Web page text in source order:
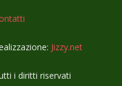
Jizzy.net
i diritti riservati